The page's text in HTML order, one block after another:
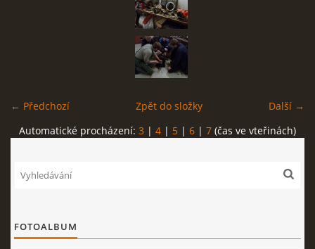
← Předchozí Další →
Zpět do složky
Automatické procházení: 3 | 4 | 5 | 6 | 7 (čas ve vteřinách)
FOTOALBUM